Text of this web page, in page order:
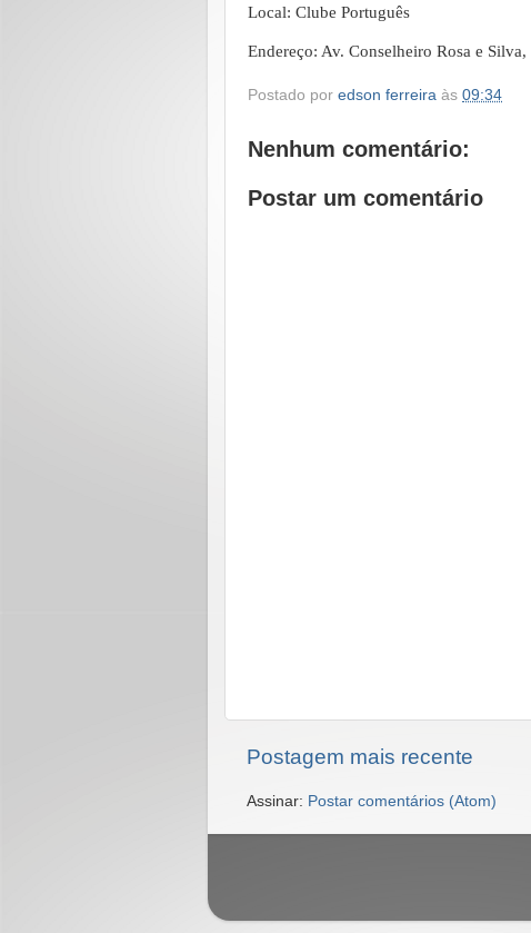
Local: Clube Português
Endereço: Av. Conselheiro Rosa e
Postado por edson ferreira às 09:34
Nenhum comentário:
Postar um comentário
Postagem mais recente
Assinar: Postar comentários (Atom)